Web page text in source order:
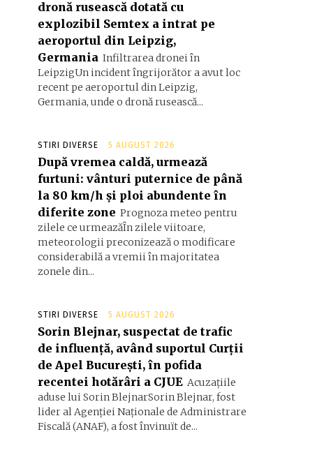
dronă rusească dotată cu
explozibil Semtex a intrat pe
aeroportul din Leipzig,
Germania Infiltrarea dronei în
LeipzigUn incident îngrijorător a avut loc
recent pe aeroportul din Leipzig,
Germania, unde o dronă rusească...
STIRI DIVERSE 5 AUGUST 2026
După vremea caldă, urmează
furtuni: vânturi puternice de până
la 80 km/h și ploi abundente în
diferite zone Prognoza meteo pentru
zilele ce urmeazăÎn zilele viitoare,
meteorologii preconizează o modificare
considerabilă a vremii în majoritatea
zonele din...
STIRI DIVERSE 5 AUGUST 2026
Sorin Blejnar, suspectat de trafic
de influență, având suportul Curții
de Apel București, în pofida
recentei hotărâri a CJUE Acuzațiile
aduse lui Sorin BlejnarSorin Blejnar, fost
lider al Agenției Naționale de Administrare
Fiscală (ANAF), a fost învinuït de...